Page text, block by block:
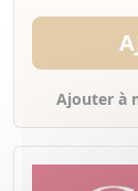
Ajouter à